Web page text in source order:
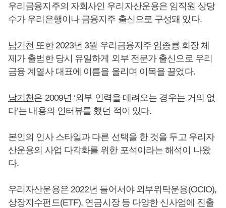
우리금융지주의 자회사인 우리자산운용은 임직원 상당
수가 우리은행이나 금융지주 출신으로 구성돼 있다.
남기천 또한 2023년 3월 우리금융지주 임종룡회장 체
제가 출범한 당시 유일하게 외부 전문가 출신으로 우리
금융 계열사 대표에 이름을 올리며 이목을 끌었다.
남기천은 2009년 ‘외부 인력을 데려오는 경우는 거의 없
다’는 내용의 인터뷰를 했던 적이 있다.
본인의 인사 스타일과 다른 선택을 한 것을 두고 우리자
산운용의 사업 다각화를 위한 포석이라는 해석이 나왔
다.
우리자산운용은 2022년 들어서야 외부위탁운용(OCIO),
상장지수펀드(ETF), 연금시장 등 다양한 신사업에 진출